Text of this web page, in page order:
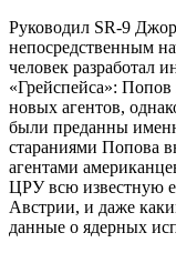
Руководил SR-9
непосредственным
человек разработал
«Грейспейса»:
новых агентов,
были преданны
стараниями Попова
агентами
ЦРУ всю известную
Австрии, и даже
данные о ядерных